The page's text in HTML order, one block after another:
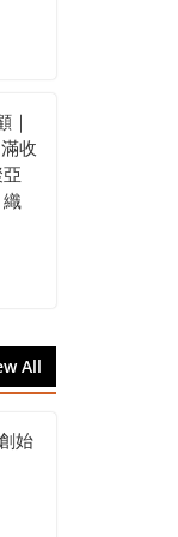
收
All
始